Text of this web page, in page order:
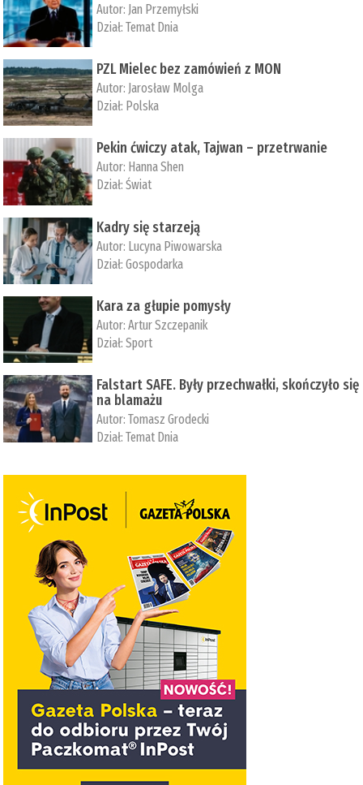
Autor: Jan Przemyłski
Dział:Temat Dnia
PZL Mielec bez zamówień z MON
Autor: Jarosław Molga
Dział: Polska
Pekin ćwiczy atak, Tajwan – przetrwanie
Autor: ­Hanna Shen
Dział:Świat
Kadry się starzeją
Autor: Lucyna Piwowarska
Dział:Gospodarka
Kara za głupie pomysły
Autor:Artur Szczepanik
Dział:Sport
Falstart SAFE. Były przechwałki, skończyło się
na blamażu
Autor:Tomasz Grodecki
Dział:Temat Dnia